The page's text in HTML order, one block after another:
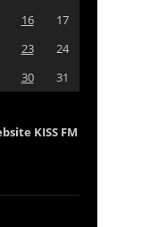
16
17
23
24
30
31
KISS FM